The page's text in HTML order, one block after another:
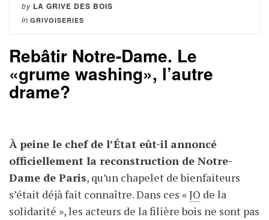
by LA GRIVE DES BOIS
in GRIVOISERIES
Rebâtir Notre-Dame. Le
«grume washing», l’autre
drame?
À peine le chef de l’État eût-il annoncé
officiellement la reconstruction de Notre-
Dame de Paris, qu’un chapelet de bienfaiteurs
s’était déjà fait connaître. Dans ces «JO de la
solidarité », les acteurs de la filière bois ne sont pas